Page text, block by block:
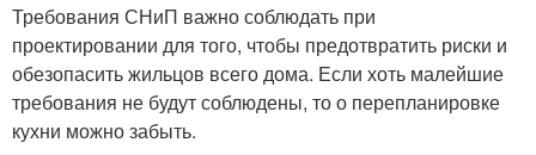
Требования СНиП важно соблюдать при
проектировании для того, чтобы предотвратить риски и
обезопасить жильцов всего дома. Если хоть малейшие
требования не будут соблюдены, то о перепланировке
кухни можно забыть.